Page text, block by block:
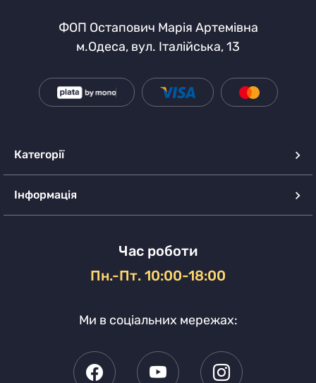
ФОП Остапович Марія Артемівна
м.Одеса, вул. Італійська, 13
Категорії
Інформація
Час роботи
Пн.-Пт. 10:00-18:00
Ми в соціальних мережах: